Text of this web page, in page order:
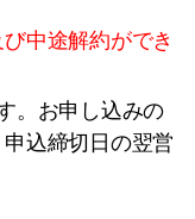
中途解約ができ
。お申し込みの
込締切日の翌営